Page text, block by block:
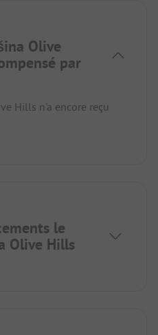
Olive
par
Hills n'a encore reçu
le
Olive Hills